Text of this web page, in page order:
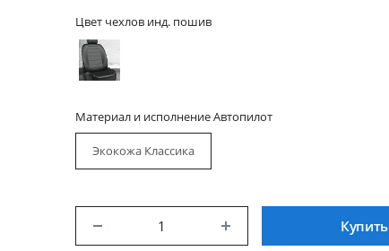
Цвет чехлов инд. пошив
Материал и исполнение Автопилот
Экокожа Классика
Купить